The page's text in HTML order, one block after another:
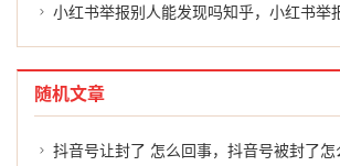
小红书举报别人能发现吗知乎，小红书举报对方能发现
随机文章
抖音号让封了 怎么回事，抖音号被封了怎么办？别慌